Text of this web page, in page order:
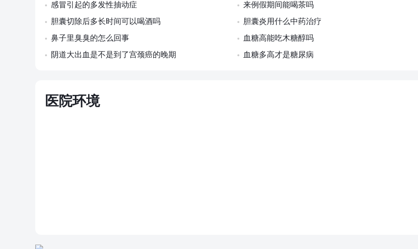
感冒引起的多发性抽动症
来例假期间能喝茶吗
胆囊切除后多长时间可以喝酒吗
胆囊炎用什么中药治疗
鼻子里臭臭的怎么回事
血糖高能吃木糖醇吗
阴道大出血是不是到了宫颈癌的晚期
血糖多高才是糖尿病
医院环境